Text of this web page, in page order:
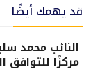
قد يهمك أيضًا
النائب محمد
مركزًا للتوافق